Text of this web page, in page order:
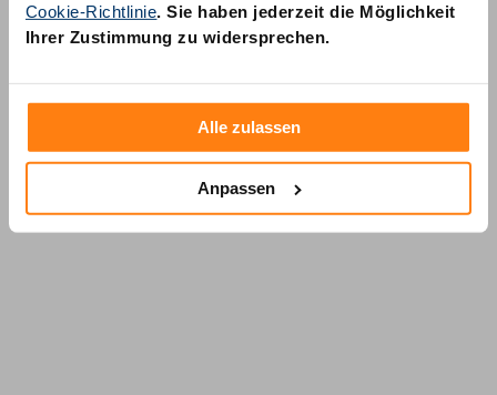
Cookie-Richtlinie. Sie haben jederzeit die Möglichkeit
Ihrer Zustimmung zu widersprechen.
Alle zulassen
Anpassen
AM Quality GmbH
Wolfsstraße 6-14